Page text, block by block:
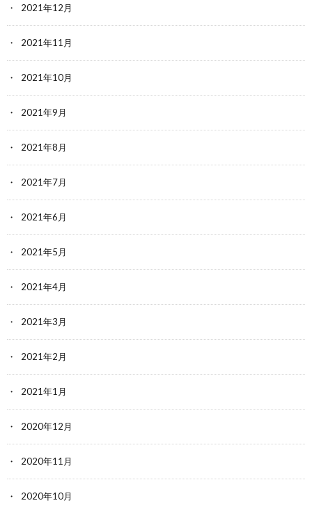
2021年12月
2021年11月
2021年10月
2021年9月
2021年8月
2021年7月
2021年6月
2021年5月
2021年4月
2021年3月
2021年2月
2021年1月
2020年12月
2020年11月
2020年10月